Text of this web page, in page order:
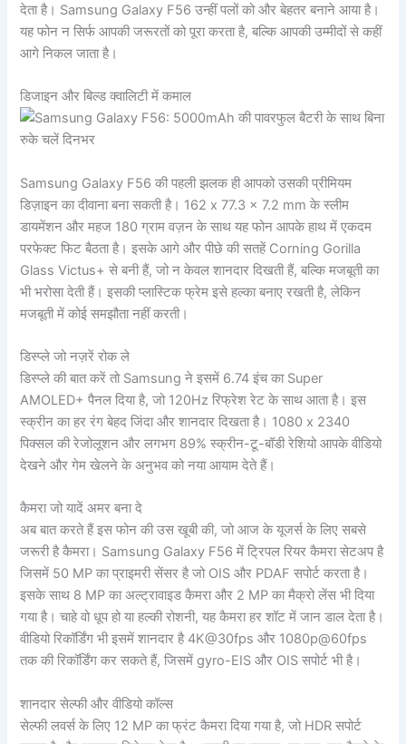
देता है। Samsung Galaxy F56 उन्हीं पलों को और बेहतर बनाने आया है।
यह फोन न सिर्फ आपकी जरूरतों को पूरा करता है, बल्कि आपकी उम्मीदों से कहीं
आगे निकल जाता है।
डिजाइन और बिल्ड क्वालिटी में कमाल
Samsung Galaxy F56 की पहली झलक ही आपको उसकी प्रीमियम
डिज़ाइन का दीवाना बना सकती है। 162 x 77.3 x 7.2 mm के स्लीम
डायमेंशन और महज 180 ग्राम वज़न के साथ यह फोन आपके हाथ में एकदम
परफेक्ट फिट बैठता है। इसके आगे और पीछे की सतहें Corning Gorilla
Glass Victus+ से बनी हैं, जो न केवल शानदार दिखती हैं, बल्कि मजबूती का
भी भरोसा देती हैं। इसकी प्लास्टिक फ्रेम इसे हल्का बनाए रखती है, लेकिन
मजबूती में कोई समझौता नहीं करती।
डिस्प्ले जो नज़रें रोक ले
डिस्प्ले की बात करें तो Samsung ने इसमें 6.74 इंच का Super
AMOLED+ पैनल दिया है, जो 120Hz रिफ्रेश रेट के साथ आता है। इस
स्क्रीन का हर रंग बेहद जिंदा और शानदार दिखता है। 1080 x 2340
पिक्सल की रेजोलूशन और लगभग 89% स्क्रीन-टू-बॉडी रेशियो आपके वीडियो
देखने और गेम खेलने के अनुभव को नया आयाम देते हैं।
कैमरा जो यादें अमर बना दे
अब बात करते हैं इस फोन की उस खूबी की, जो आज के यूजर्स के लिए सबसे
जरूरी है कैमरा। Samsung Galaxy F56 में ट्रिपल रियर कैमरा सेटअप है
जिसमें 50 MP का प्राइमरी सेंसर है जो OIS और PDAF सपोर्ट करता है।
इसके साथ 8 MP का अल्ट्रावाइड कैमरा और 2 MP का मैक्रो लेंस भी दिया
गया है। चाहे वो धूप हो या हल्की रोशनी, यह कैमरा हर शॉट में जान डाल देता है।
वीडियो रिकॉर्डिंग भी इसमें शानदार है 4K@30fps और 1080p@60fps
तक की रिकॉर्डिंग कर सकते हैं, जिसमें gyro-EIS और OIS सपोर्ट भी है।
शानदार सेल्फी और वीडियो कॉल्स
सेल्फी लवर्स के लिए 12 MP का फ्रंट कैमरा दिया गया है, जो HDR सपोर्ट